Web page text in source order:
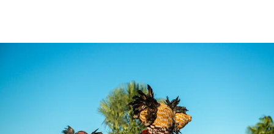
en una experiencia que invita a descubrir su
escena artística en constante crecimiento y su
singular tradición cultural, gastronómica y